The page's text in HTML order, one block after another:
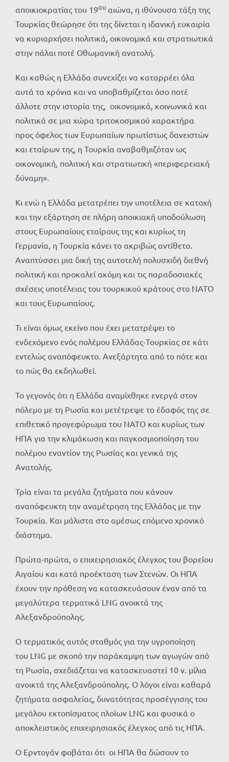
αποικιοκρατίας του 19ου αιώνα, η ιθύνουσα τάξη της
Τουρκίας θεώρησε ότι της δίνεται η ιδανική ευκαιρία
να κυριαρχήσει πολιτικά, οικονομικά και στρατιωτικά
στην πάλαι ποτέ Οθωμανική ανατολή.
Και καθώς η Ελλάδα συνεχίζει να καταρρέει όλα
αυτά τα χρόνια και να υποβαθμίζεται όσο ποτέ
άλλοτε στην ιστορία της, οικονομικά, κοινωνικά και
πολιτικά σε μια χώρα τριτοκοσμικού χαρακτήρα
προς όφελος των Ευρωπαίων πρωτίστως δανειστών
και εταίρων της, η Τουρκία αναβαθμιζόταν ως
οικονομική, πολιτική και στρατιωτική «περιφερειακή
δύναμη».
Κι ενώ η Ελλάδα μετατρέπει την υποτέλεια σε κατοχή
και την εξάρτηση σε πλήρη αποικιακή υποδούλωση
στους Ευρωπαίους εταίρους της και κυρίως τη
Γερμανία, η Τουρκία κάνει το ακριβώς αντίθετο.
Αναπτύσσει μια δική της αυτοτελή πολυσχιδή διεθνή
πολιτική και προκαλεί ακόμη και τις παραδοσιακές
σχέσεις υποτέλειας του τουρκικού κράτους στο ΝΑΤΟ
και τους Ευρωπαίους.
Τι είναι όμως εκείνο που έχει μετατρέψει το
ενδεχόμενο ενός πολέμου Ελλάδας-Τουρκίας σε κάτι
εντελώς αναπόφευκτο. Ανεξάρτητα από το πότε και
το πώς θα εκδηλωθεί.
Το γεγονός ότι η Ελλάδα αναμίχθηκε ενεργά στον
πόλεμο με τη Ρωσία και μετέτρεψε το έδαφός της σε
επιθετικό προγεφύρωμα του ΝΑΤΟ και κυρίως των
ΗΠΑ για την κλιμάκωση και παγκοσμιοποίηση του
πολέμου εναντίον της Ρωσίας και γενικά της
Ανατολής.
Τρία είναι τα μεγάλα ζητήματα που κάνουν
αναπόφευκτη την αναμέτρηση της Ελλάδας με την
Τουρκία. Και μάλιστα στο αμέσως επόμενο χρονικό
διάστημα.
Πρώτα-πρώτα, ο επιχειρησιακός έλεγχος του βορείου
Αιγαίου και κατά προέκταση των Στενών. Οι ΗΠΑ
έχουν την πρόθεση να κατασκευάσουν έναν από τα
μεγαλύτερα τερματικά LNG ανοικτά της
Αλεξανδρούπολης.
Ο τερματικός αυτός σταθμός για την υγροποίηση
του LNG με σκοπό την παράκαμψη των αγωγών από
τη Ρωσία, σχεδιάζεται να κατασκευαστεί 10 ν. μίλια
ανοικτά της Αλεξανδρούπολης. Ο λόγοι είναι καθαρά
ζητήματα ασφαλείας, δυνατότητας προσέγγισης του
μεγάλου εκτοπίσματος πλοίων LNG και φυσικά ο
αποκλειστικός επιχειρησιακός έλεγχος από τις ΗΠΑ.
Ο Ερντογάν φοβάται ότι οι ΗΠΑ θα δώσουν το